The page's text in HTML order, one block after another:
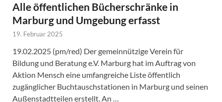
Alle öffentlichen Bücherschränke in
Marburg und Umgebung erfasst
19. Februar 2025
19.02.2025 (pm/red) Der gemeinnützige Verein für
Bildung und Beratung e.V. Marburg hat im Auftrag von
Aktion Mensch eine umfangreiche Liste öffentlich
zugänglicher Buchtauschstationen in Marburg und seinen
Außenstadtteilen erstellt. An …